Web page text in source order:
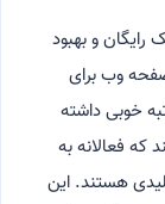
رایگان و بهبود
وب برای
خوبی داشته
که فعالانه به
هستند. این